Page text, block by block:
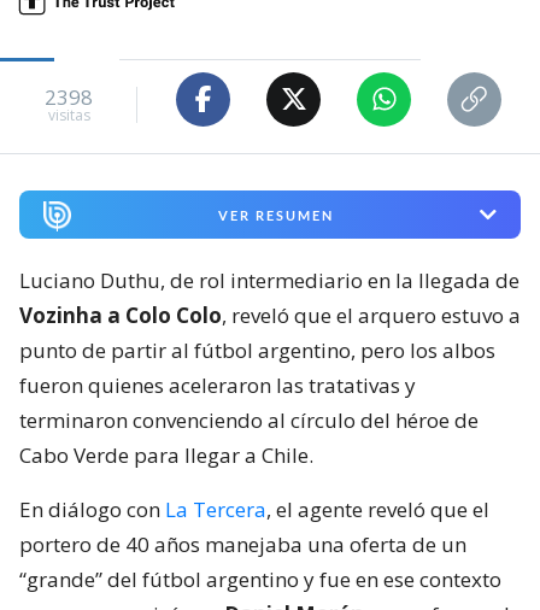
2398
visitas
VER RESUMEN
Luciano Duthu, de rol intermediario en la llegada de
Vozinha a Colo Colo, reveló que el arquero estuvo a
punto de partir al fútbol argentino, pero los albos
fueron quienes aceleraron las tratativas y
terminaron convenciendo al círculo del héroe de
Cabo Verde para llegar a Chile.
En diálogo con La Tercera, el agente reveló que el
portero de 40 años manejaba una oferta de un
“grande” del fútbol argentino y fue en ese contexto